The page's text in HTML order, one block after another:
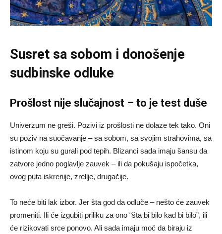
Susret sa sobom i donošenje
sudbinske odluke
Prošlost nije slučajnost – to je test duše
Univerzum ne greši. Pozivi iz prošlosti ne dolaze tek tako. Oni
su poziv na suočavanje – sa sobom, sa svojim strahovima, sa
istinom koju su gurali pod tepih. Blizanci sada imaju šansu da
zatvore jedno poglavlje zauvek – ili da pokušaju ispočetka,
ovog puta iskrenije, zrelije, drugačije.
To neće biti lak izbor. Jer šta god da odluče – nešto će zauvek
promeniti. Ili će izgubiti priliku za ono “šta bi bilo kad bi bilo”, ili
će rizikovati srce ponovo. Ali sada imaju moć da biraju iz